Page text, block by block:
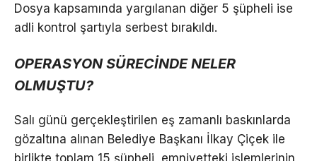
Dosya kapsamında yargılanan diğer 5 şüpheli ise
adli kontrol şartıyla serbest bırakıldı.
OPERASYON SÜRECİNDE NELER
OLMUŞTU?
Salı günü gerçekleştirilen eş zamanlı baskınlarda
gözaltına alınan Belediye Başkanı İlkay Çiçek ile
birlikte toplam 15 şüpheli, emniyetteki işlemlerinin